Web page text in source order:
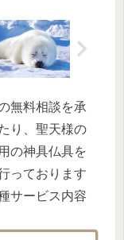
無料相談を承
り、聖天様の
の神具仏具を
っております
サービス内容